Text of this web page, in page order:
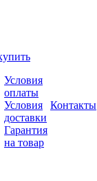
Условия
оплаты
Условия
доставки
Гарантия
на товар
Контакты